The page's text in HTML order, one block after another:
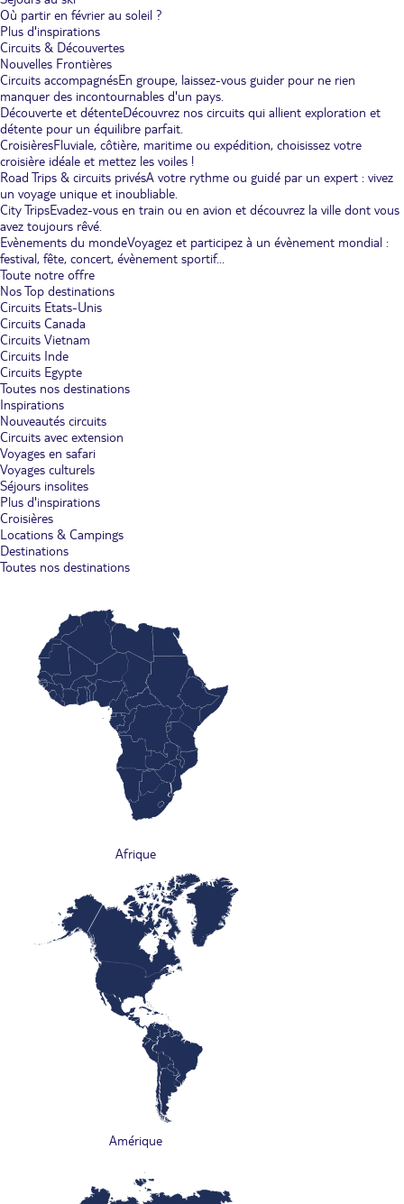
Où partir en février au soleil ?
Plus d'inspirations
Circuits & Découvertes
Nouvelles Frontières
Circuits accompagnésEn groupe, laissez-vous guider pour ne rien
manquer des incontournables d'un pays.
Découverte et détenteDécouvrez nos circuits qui allient exploration et
détente pour un équilibre parfait.
CroisièresFluviale, côtière, maritime ou expédition, choisissez votre
croisière idéale et mettez les voiles !
Road Trips & circuits privésA votre rythme ou guidé par un expert : vivez
un voyage unique et inoubliable.
City TripsEvadez-vous en train ou en avion et découvrez la ville dont vous
avez toujours rêvé.
Evènements du mondeVoyagez et participez à un évènement mondial :
festival, fête, concert, évènement sportif...
Toute notre offre
Nos Top destinations
Circuits Etats-Unis
Circuits Canada
Circuits Vietnam
Circuits Inde
Circuits Egypte
Toutes nos destinations
Inspirations
Nouveautés circuits
Circuits avec extension
Voyages en safari
Voyages culturels
Séjours insolites
Plus d'inspirations
Croisières
Locations & Campings
Destinations
Toutes nos destinations
Afrique
Amérique